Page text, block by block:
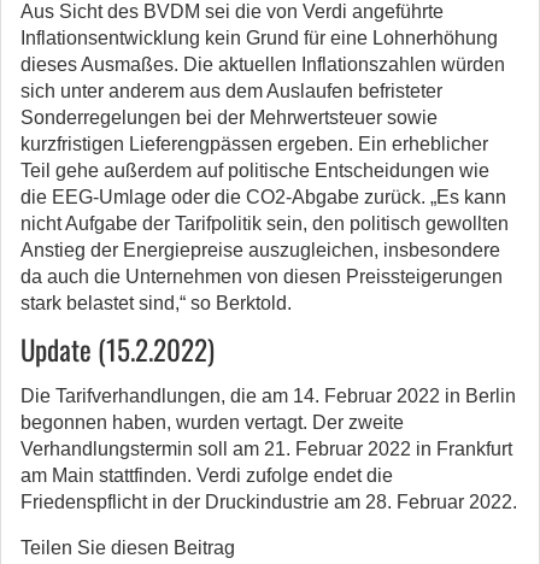
Aus Sicht des BVDM sei die von Verdi angeführte
Inflationsentwicklung kein Grund für eine Lohnerhöhung
dieses Ausmaßes. Die aktuellen Inflationszahlen würden
sich unter anderem aus dem Auslaufen befristeter
Sonderregelungen bei der Mehrwertsteuer sowie
kurzfristigen Lieferengpässen ergeben. Ein erheblicher
Teil gehe außerdem auf politische Entscheidungen wie
die EEG-Umlage oder die CO2-Abgabe zurück. „Es kann
nicht Aufgabe der Tarifpolitik sein, den politisch gewollten
Anstieg der Energiepreise auszugleichen, insbesondere
da auch die Unternehmen von diesen Preissteigerungen
stark belastet sind,“ so Berktold.
Update (15.2.2022)
Die Tarifverhandlungen, die am 14. Februar 2022 in Berlin
begonnen haben, wurden vertagt. Der zweite
Verhandlungstermin soll am 21. Februar 2022 in Frankfurt
am Main stattfinden. Verdi zufolge endet die
Friedenspflicht in der Druckindustrie am 28. Februar 2022.
Teilen Sie diesen Beitrag